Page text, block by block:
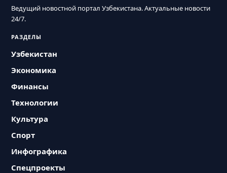
Ведущий новостной портал Узбекистана. Актуальные новости
24/7.
РАЗДЕЛЫ
Узбекистан
Экономика
Финансы
Технологии
Культура
Спорт
Инфографика
Спецпроекты